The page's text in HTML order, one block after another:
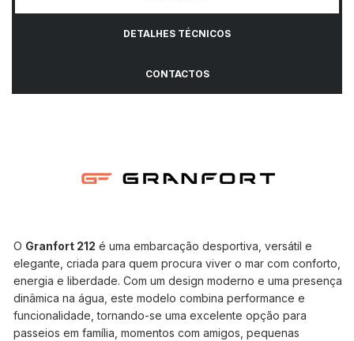
DETALHES TÉCNICOS
CONTACTOS
O Granfort 212 é uma embarcação desportiva, versátil e
elegante, criada para quem procura viver o mar com conforto,
energia e liberdade. Com um design moderno e uma presença
dinâmica na água, este modelo combina performance e
funcionalidade, tornando-se uma excelente opção para
passeios em família, momentos com amigos, pequenas